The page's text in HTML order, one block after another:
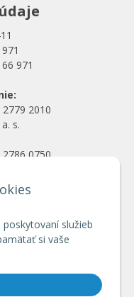
služieb
si vaše
971
2010
s.
0750